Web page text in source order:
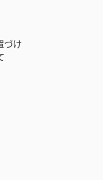
づけ